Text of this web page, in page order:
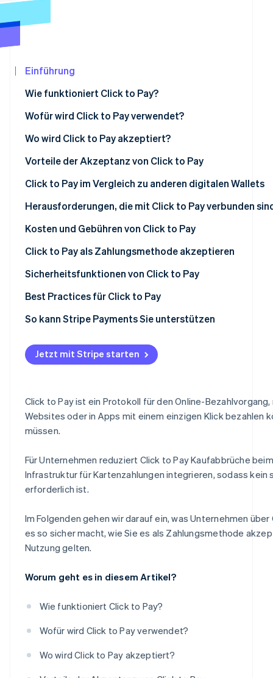
Betrugsprävention
Atlas
Online-Identitätsprüfung
Stripe-Sessions 2026
Jetzt ansehen
Einführung
Wie funktioniert Click to Pay?
Wofür wird Click to Pay verwendet?
Wo wird Click to Pay akzeptiert?
Vorteile der Akzeptanz von Click to Pay
Click to Pay im Vergleich zu anderen digitalen Wallets
Herausforderungen, die mit Click to Pay verbunden
Kosten und Gebühren von Click to Pay
Allgemeine Kosten und Gebühren
Kosten und Gebühren für die Nutzung von Click to Pay
Zusätzliche Überlegungen
Tipps für das Kostenmanagement
Click to Pay als Zahlungsmethode akzeptieren
Sicherheitsfunktionen von Click to Pay
Sichere Nutzerauthentifizierung
Zusätzliche Sicherheitsfunktionen
Best Practices für Click to Pay
Optimieren des Bezahlvorgangs
Wachstum und Interaktion mit Kundinnen und Kunden
So kann Stripe Payments Sie unterstützen
Jetzt mit Stripe starten
Click to Pay ist ein Protokoll für den Online-
Websites oder in Apps mit einem einzigen Klick bezahlen
müssen.
Für Unternehmen reduziert Click to Pay Kaufabbrüche
Infrastruktur für Kartenzahlungen integrieren, sodass
erforderlich ist.
Im Folgenden gehen wir darauf ein, was Unternehmen
es so sicher macht, wie Sie es als Zahlungsmethode
Nutzung gelten.
Worum geht es in diesem Artikel?
Wie funktioniert Click to Pay?
Wofür wird Click to Pay verwendet?
Wo wird Click to Pay akzeptiert?